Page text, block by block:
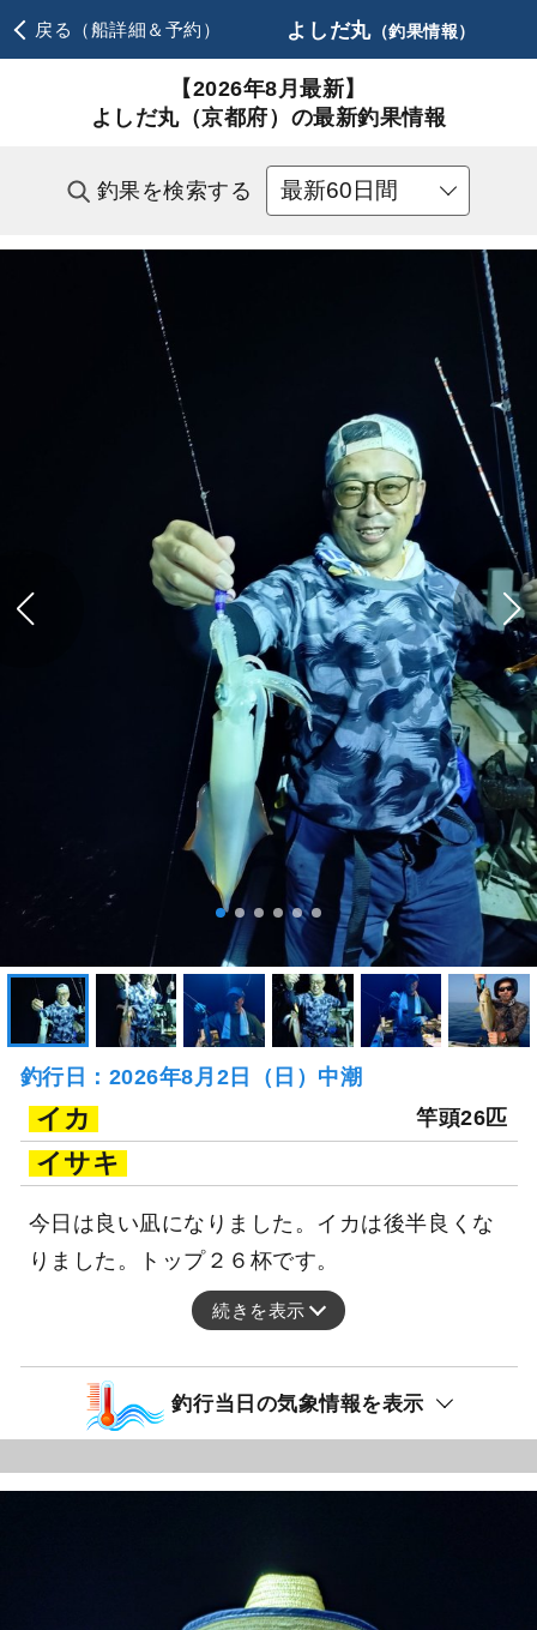
戻る（船詳細＆予約） よしだ丸（釣果情報）
【2026年8月最新】
よしだ丸（京都府）の最新釣果情報
釣果を検索する
釣行日：2026年8月2日（日）中潮
イカ 竿頭26匹
イサキ
今日は良い凪になりました。イカは後半良くな
りました。トップ２６杯です。
続きを表示
釣行当日の気象情報を表示